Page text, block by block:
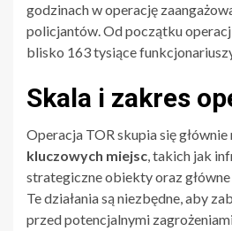
godzinach w operację
policjantów. Od początku
blisko 163 tysiące
Skala i zakres
Operacja TOR skupia się głównie
kluczowych miejsc, takich jak
strategiczne obiekty oraz
Te działania są niezbędne, aby
przed potencjalnymi